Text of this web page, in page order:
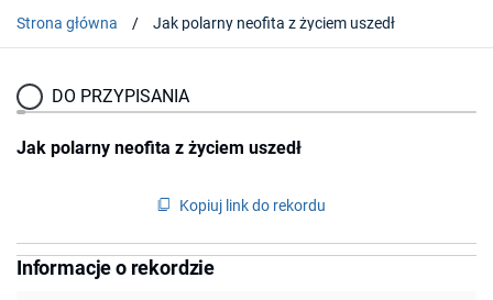
Strona główna Jak polarny neofita z życiem uszedł
DO PRZYPISANIA
Jak polarny neofita z życiem uszedł
Kopiuj link do rekordu
Informacje o rekordzie